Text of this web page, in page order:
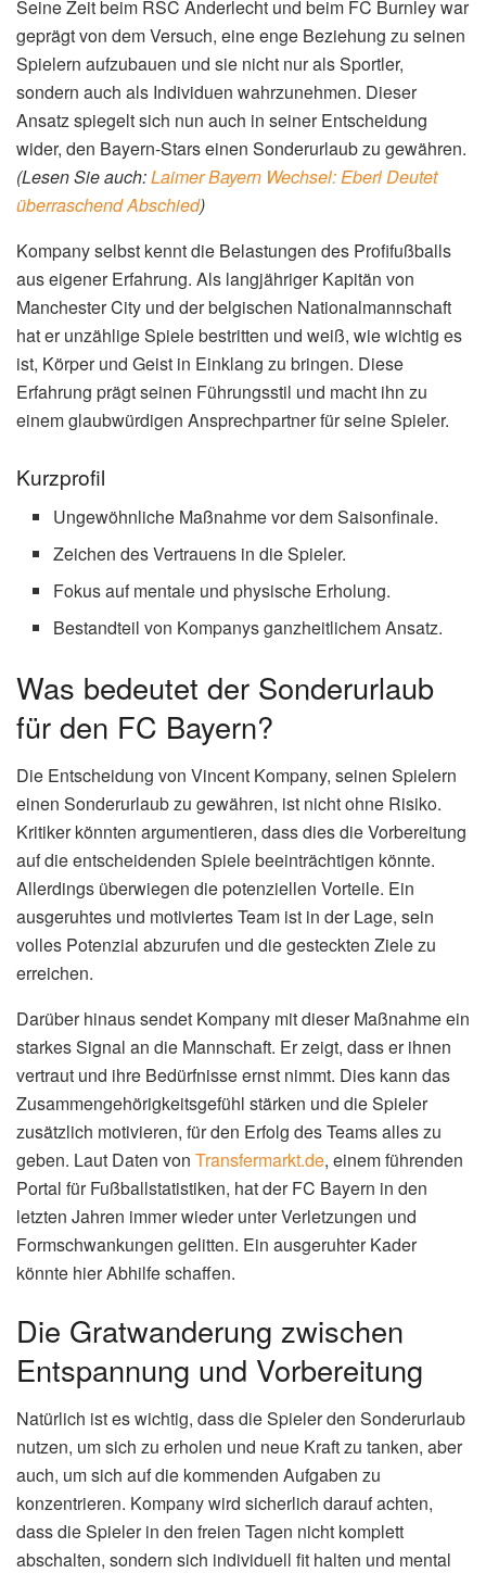
Seine Zeit beim RSC Anderlecht und beim FC Burnley war
geprägt von dem Versuch, eine enge Beziehung zu seinen
Spielern aufzubauen und sie nicht nur als Sportler,
sondern auch als Individuen wahrzunehmen. Dieser
Ansatz spiegelt sich nun auch in seiner Entscheidung
wider, den Bayern-Stars einen Sonderurlaub zu gewähren.
(Lesen Sie auch:Laimer Bayern Wechsel: Eberl Deutet
überraschend Abschied)
Kompany selbst kennt die Belastungen des Profifußballs
aus eigener Erfahrung. Als langjähriger Kapitän von
Manchester City und der belgischen Nationalmannschaft
hat er unzählige Spiele bestritten und weiß, wie wichtig es
ist, Körper und Geist in Einklang zu bringen. Diese
Erfahrung prägt seinen Führungsstil und macht ihn zu
einem glaubwürdigen Ansprechpartner für seine Spieler.
Kurzprofil
Ungewöhnliche Maßnahme vor dem Saisonfinale.
Zeichen des Vertrauens in die Spieler.
Fokus auf mentale und physische Erholung.
Bestandteil von Kompanys ganzheitlichem Ansatz.
Was bedeutet der Sonderurlaub
für den FC Bayern?
Die Entscheidung von Vincent Kompany, seinen Spielern
einen Sonderurlaub zu gewähren, ist nicht ohne Risiko.
Kritiker könnten argumentieren, dass dies die Vorbereitung
auf die entscheidenden Spiele beeinträchtigen könnte.
Allerdings überwiegen die potenziellen Vorteile. Ein
ausgeruhtes und motiviertes Team ist in der Lage, sein
volles Potenzial abzurufen und die gesteckten Ziele zu
erreichen.
Darüber hinaus sendet Kompany mit dieser Maßnahme ein
starkes Signal an die Mannschaft. Er zeigt, dass er ihnen
vertraut und ihre Bedürfnisse ernst nimmt. Dies kann das
Zusammengehörigkeitsgefühl stärken und die Spieler
zusätzlich motivieren, für den Erfolg des Teams alles zu
geben. Laut Daten von Transfermarkt.de, einem führenden
Portal für Fußballstatistiken, hat der FC Bayern in den
letzten Jahren immer wieder unter Verletzungen und
Formschwankungen gelitten. Ein ausgeruhter Kader
könnte hier Abhilfe schaffen.
Die Gratwanderung zwischen
Entspannung und Vorbereitung
Natürlich ist es wichtig, dass die Spieler den Sonderurlaub
nutzen, um sich zu erholen und neue Kraft zu tanken, aber
auch, um sich auf die kommenden Aufgaben zu
konzentrieren. Kompany wird sicherlich darauf achten,
dass die Spieler in den freien Tagen nicht komplett
abschalten, sondern sich individuell fit halten und mental